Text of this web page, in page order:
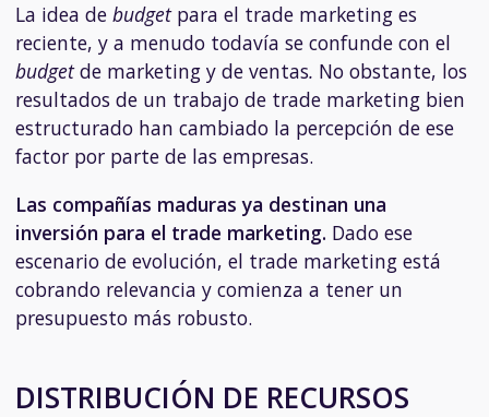
La idea de budgetpara el trade marketing es
reciente, y a menudo todavía se confunde con el
budgetde marketing y de ventas. No obstante, los
resultados de un trabajo de trade marketing bien
estructurado han cambiado la percepción de ese
factor por parte de las empresas.
Las compañías maduras ya destinan una
inversión para el trade marketing. Dado ese
escenario de evolución, el trade marketing está
cobrando relevancia y comienza a tener un
presupuesto más robusto.
DISTRIBUCIÓN DE RECURSOS